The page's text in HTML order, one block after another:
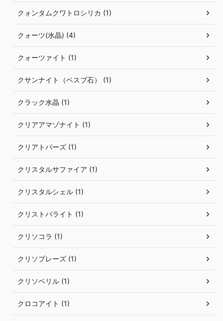
クォンタムクワトロシリカ (1)
クォーツ(水晶) (4)
クォーツァイト (1)
クサンナイト（ベスブ石） (1)
クラック水晶 (1)
クリアアマゾナイト (1)
クリアトパーズ (1)
クリスタルサファイア (1)
クリスタルシェル (1)
クリストバライト (1)
クリソコラ (1)
クリソプレーズ (1)
クリソベリル (1)
クロコアイト (1)